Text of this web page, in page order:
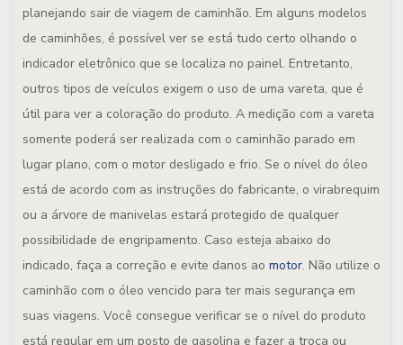
planejando sair de viagem de caminhão. Em alguns modelos
de caminhões, é possível ver se está tudo certo olhando o
indicador eletrônico que se localiza no painel. Entretanto,
outros tipos de veículos exigem o uso de uma vareta, que é
útil para ver a coloração do produto. A medição com a vareta
somente poderá ser realizada com o caminhão parado em
lugar plano, com o motor desligado e frio. Se o nível do óleo
está de acordo com as instruções do fabricante, o virabrequim
ou a árvore de manivelas estará protegido de qualquer
possibilidade de engripamento. Caso esteja abaixo do
indicado, faça a correção e evite danos ao motor. Não utilize o
caminhão com o óleo vencido para ter mais segurança em
suas viagens. Você consegue verificar se o nível do produto
está regular em um posto de gasolina e fazer a troca ou